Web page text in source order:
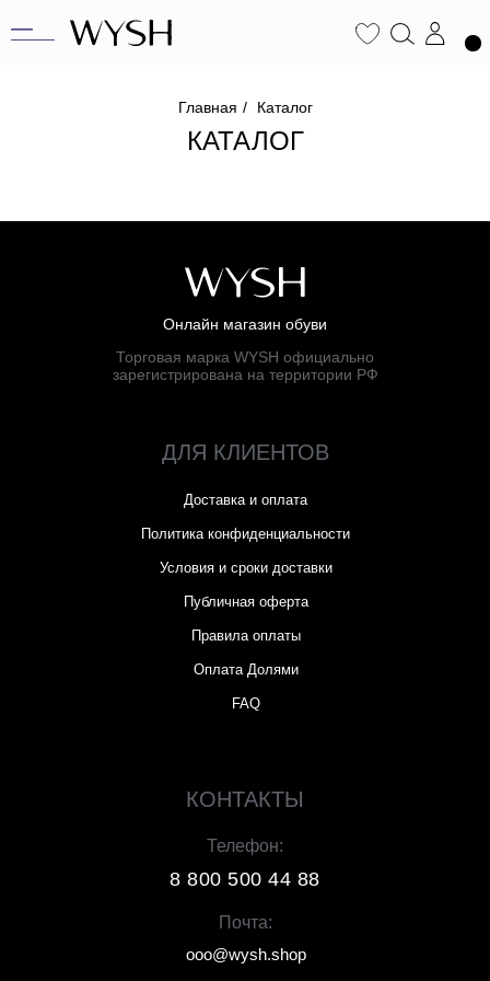
Главная / Каталог
КАТАЛОГ
Онлайн магазин обуви
Доставка и оплата
ДЛЯ КЛИЕНТОВ
Политика конфиденциальности
Условия и сроки доставки
Правила оплаты
КОНТАКТЫ
Телефон:
8 800 500 44 88
Почта:
ooo@wysh.shop
FAQ
Торговая марка WYSH официально
зарегистрирована на территории РФ
Публичная оферта
Оплата Долями